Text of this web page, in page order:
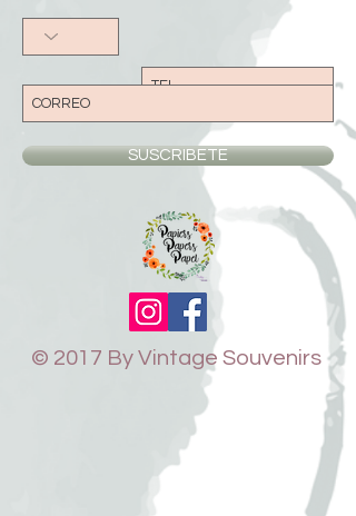
no resultará en devolución o cambio de
dinero.
SUSCRIBETE
© 2017 By Vintage Souvenirs